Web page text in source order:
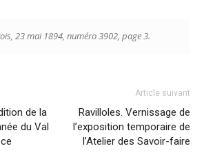
23 mai 1894, numéro 3902, page 3.
de la
du Val
Article suivant
Ravilloles. Vernissage de
l’exposition temporaire de
l’Atelier des Savoir-faire